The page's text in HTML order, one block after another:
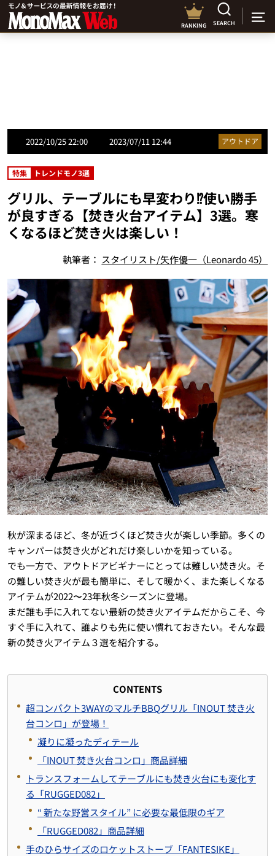
RANKING SEARCH
2022/10/25 22:00 2023/07/11 12:44 アウトドア
特集 トレンドモノ3選
グリル、テーブルにも早変わり⁉使い勝手
が良すぎる【焚き火台アイテム】3選。寒
くなるほど焚き火は楽しい！
執筆者： スタイリスト/矢作優一（Leonardo 45）
秋が深まるほど、冬が近づくほど焚き火が楽しい季節。多くの
キャンパーは焚き火がどれだけ楽しいかを知っている。
でも一方で、アウトドアビギナーにとっては難しい焚き火。そ
の難しい焚き火が最も簡単に、そして暖かく、また楽しくなる
アイテムが2022〜23年秋冬シーズンに登場。
まだ誰も手に入れてない最新の焚き火アイテムだからこそ、今
すぐ手に入れて、誰よりも先に使い慣れておきたい。そんな最
新の焚き火アイテム３選を紹介する。
CONTENTS
超コンパクト3WAYのマルチBBQグリル「INOUT焚き火
台コンロ」が登場！
凝りに凝ったディテール
「INOUT焚き火台コンロ」商品詳細
トランスフォームしてテーブルにも焚き火台にも変化す
る「RUGGED082」
“新たな野営スタイル” に必要な最低限のギア
「RUGGED082」商品詳細
手のひらサイズのロケットストーブ「FANTESIKE」